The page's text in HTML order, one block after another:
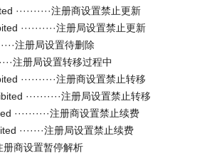
··········注册商设置禁止更新
··········注册局设置禁止更新
注册局设置待删除
注册局设置转移过程中
··········注册商设置禁止转移
··········注册局设置禁止转移
··········注册商设置禁止续费
·······注册局设置禁止续费
册商设置暂停解析